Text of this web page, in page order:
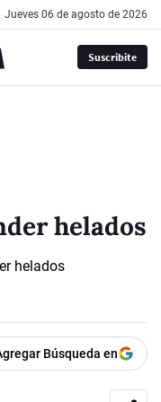
jueves 06 de agosto de 2026
Suscribite
helados
Búsqueda en